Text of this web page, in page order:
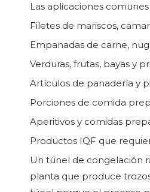
Las aplicaciones
Filetes de mariscos,
Empanadas de carne,
Verduras, frutas, bayas y
Artículos de panadería y
Porciones de comida
Aperitivos y comidas
Productos IQF que
Un túnel de congelación
planta que produce